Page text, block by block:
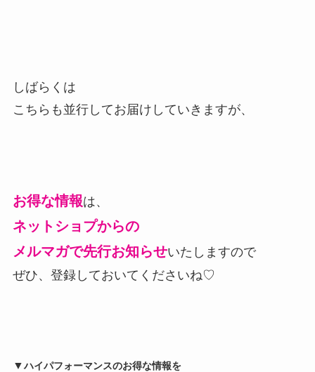
しばらくは
こちらも並行してお届けしていきますが、
お得な情報は、
ネットショプからの
メルマガで先行お知らせいたしますので
ぜひ、登録しておいてくださいね♡
▼ハイパフォーマンスのお得な情報を